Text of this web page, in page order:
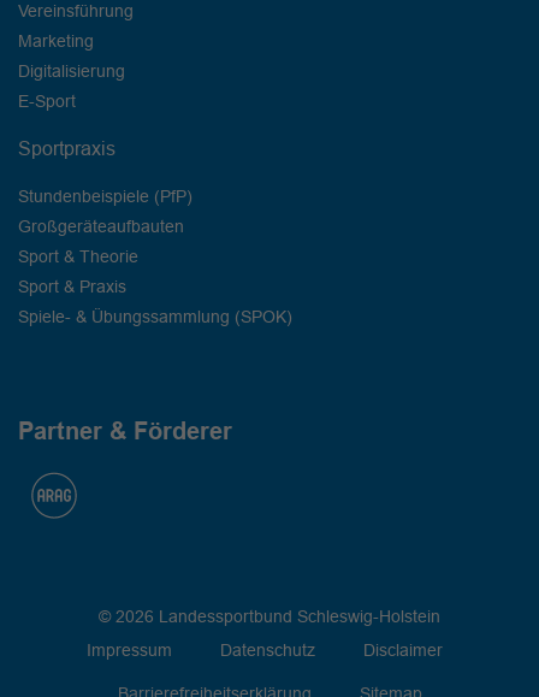
Vereinsführung
Marketing
Digitalisierung
E-Sport
Sportpraxis
Stundenbeispiele (PfP)
Großgeräteaufbauten
Sport & Theorie
Sport & Praxis
Spiele- & Übungssammlung (SPOK)
Partner & Förderer
© 2026 Landessportbund Schleswig-Holstein
Impressum
Datenschutz Disclaimer